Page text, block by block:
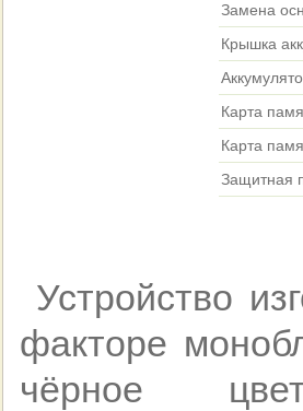
Замена
Крышка
Карта
Карта
Защитная
Устройство
факторе
чёрное